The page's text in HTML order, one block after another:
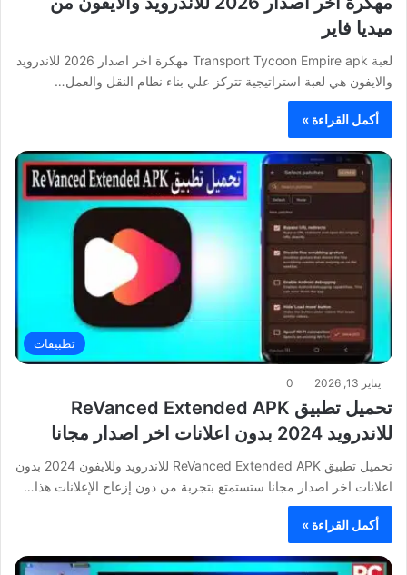
ميديا فاير
لعبة Transport Tycoon Empire apk مهكرة اخر اصدار 2026 للاندرويد
والايفون هي لعبة استراتيجية تتركز علي بناء نظام النقل والعمل…
أكمل القراءة »
تطبيقات
يناير 13, 2026 0
تحميل تطبيق ReVanced Extended APK
للاندرويد 2024 بدون اعلانات اخر اصدار مجانا
تحميل تطبيق ReVanced Extended APK للاندرويد وللايفون 2024 بدون
اعلانات اخر اصدار مجانا ستستمتع بتجربة من دون إزعاج الإعلانات هذا…
أكمل القراءة »